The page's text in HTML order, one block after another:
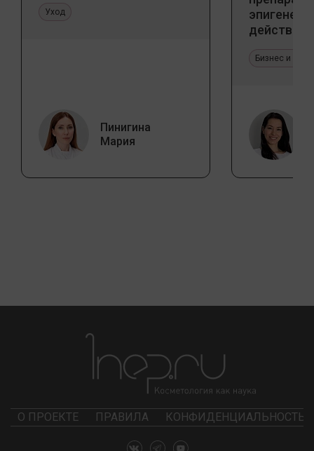
Уход
Пинигина
Мария
действия
Бизнес и
О ПРОЕКТЕ ПРАВИЛА КОНФИДЕНЦИАЛЬНОСТЬ